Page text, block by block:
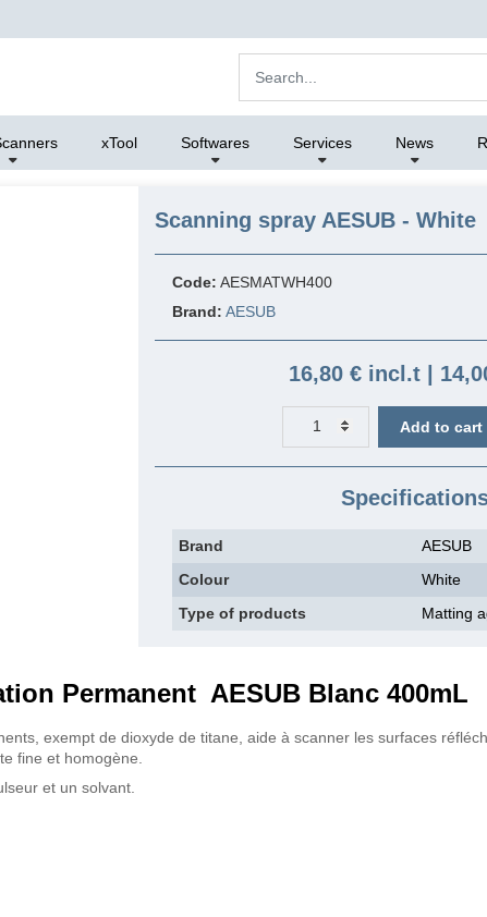
xTool Softwares Services News
Scanning spray AESUB - White
Code:AESMATWH400
Brand:AESUB
16,80 € incl.t |
Add to cart
Brand
AESUB
Colour
White
Type of products
Matting
Permanent AESUB Blanc 400mL
exempt de dioxyde de titane, aide à scanner les surfaces
fine et homogène.
et un solvant.